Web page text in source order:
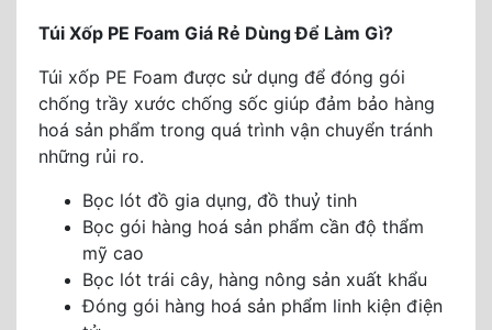
Túi Xốp PE Foam Giá Rẻ Dùng Để Làm Gì?
Túi xốp PE Foam được sử dụng để đóng gói
chống trầy xước chống sốc giúp đảm bảo hàng
hoá sản phẩm trong quá trình vận chuyển tránh
những rủi ro.
Bọc lót đồ gia dụng, đồ thuỷ tinh
Bọc gói hàng hoá sản phẩm cần độ thẩm
mỹ cao
Bọc lót trái cây, hàng nông sản xuất khẩu
Đóng gói hàng hoá sản phẩm linh kiện điện